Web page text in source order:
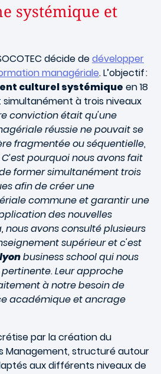
systémique et
décide dedévelopper
managériale. L’objectif :
culturel systémique en 18
simultanément à trois niveaux
conviction était qu'une
réussie ne pouvait se
fragmentée ou séquentielle,
C’est pourquoi nous avons fait
former simultanément trois
afin de créer une
commune et garantir une
des nouvelles
nous avons consulté plusieurs
supérieur et c'est
business school qui nous
.Leur approche
à notre besoin de
académique et ancrage
par la création du
Management, structuré autour
aux différents niveaux de